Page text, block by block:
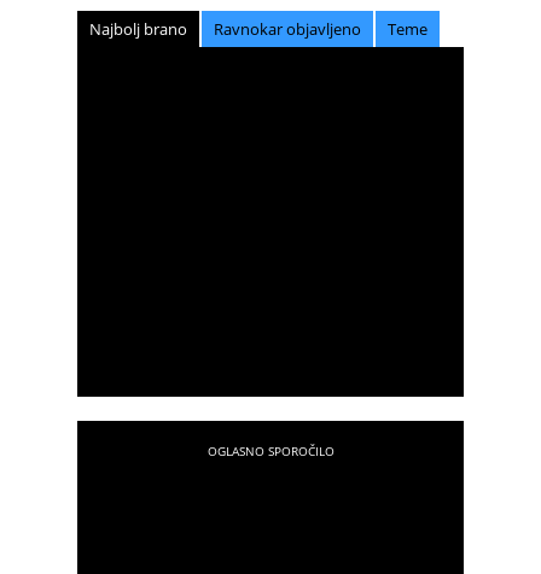
Najbolj brano Ravnokar objavljeno Teme